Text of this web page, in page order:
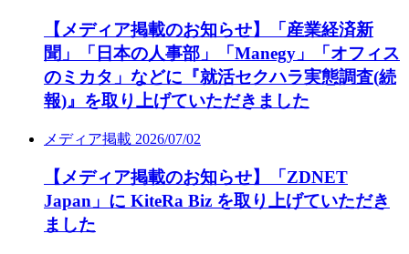
【メディア掲載のお知らせ】「産業経済新
聞」「日本の人事部」「Manegy」「オフィス
のミカタ」などに『就活セクハラ実態調査(続
報)』を取り上げていただきました
メディア掲載 2026/07/02
【メディア掲載のお知らせ】「ZDNET
Japan」に KiteRa Biz を取り上げていただき
ました